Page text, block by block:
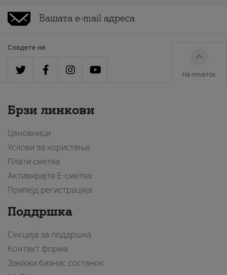
Следете нè
На почеток
Брзи линкови
Ценовници
Услови за користење
Плати сметка
Активирајте Е-сметка
Припејд регистрација
Поддршка
Секција за поддршка
Контакт форма
Закажи бизнис состанок